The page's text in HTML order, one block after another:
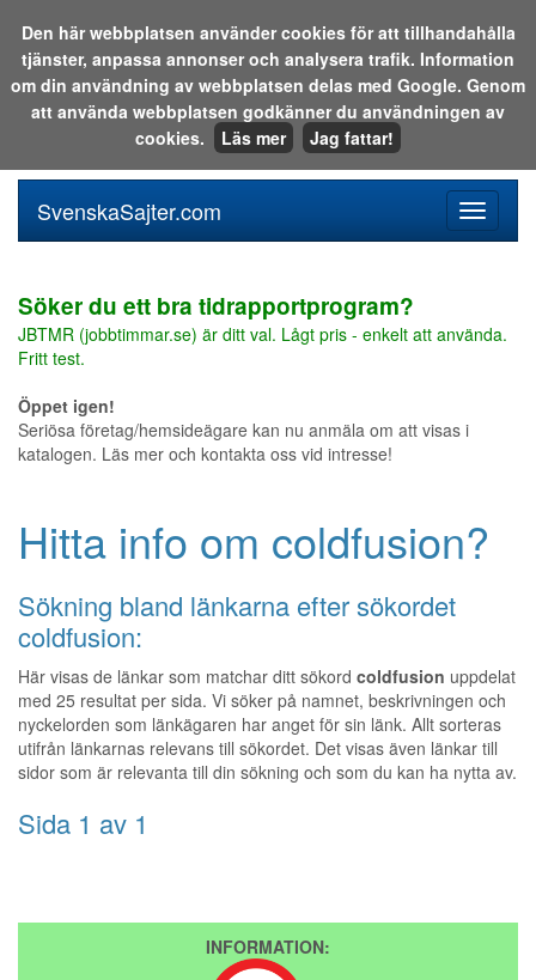
Sök i katalogen eller på webben:
meny
SvenskaSajter.com
Söker du ett bra tidrapportprogram?
JBTMR (jobbtimmar.se) är ditt val. Lågt pris - enkelt att använda.
Fritt test.
Öppet igen!
Seriösa företag/hemsideägare kan nu anmäla om att visas i
katalogen. Läs mer och kontakta oss vid intresse!
Hitta info om coldfusion?
Sökning bland länkarna efter sökordet
coldfusion:
Här visas de länkar som matchar ditt sökord coldfusion uppdelat
med 25 resultat per sida. Vi söker på namnet, beskrivningen och
nyckelorden som länkägaren har anget för sin länk. Allt sorteras
utifrån länkarnas relevans till sökordet. Det visas även länkar till
sidor som är relevanta till din sökning och som du kan ha nytta av.
Sida 1 av 1
INFORMATION:
Den här webbplatsen använder cookies för att tillhandahålla
tjänster, anpassa annonser och analysera trafik. Information
om din användning av webbplatsen delas med Google. Genom
att använda webbplatsen godkänner du användningen av
cookies.
Läs mer Jag fattar!